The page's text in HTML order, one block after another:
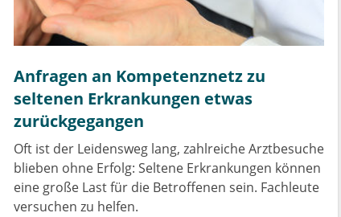
Anfragen an Kompetenznetz zu
seltenen Erkrankungen etwas
zurückgegangen
Oft ist der Leidensweg lang, zahlreiche Arztbesuche
blieben ohne Erfolg: Seltene Erkrankungen können
eine große Last für die Betroffenen sein. Fachleute
versuchen zu helfen.